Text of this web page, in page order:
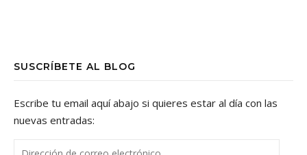
SUSCRÍBETE AL BLOG
Escribe tu email aquí abajo si quieres estar al día con las
nuevas entradas:
Dirección de correo electrónico